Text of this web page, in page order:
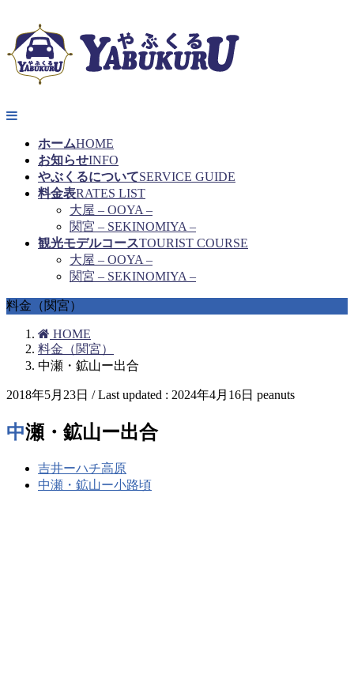
ホームHOME
お知らせINFO
やぶくるについてSERVICE GUIDE
料金表RATES LIST
大屋 – OOYA –
関宮 – SEKINOMIYA –
観光モデルコースTOURIST COURSE
大屋 – OOYA –
関宮 – SEKINOMIYA –
料金（関宮）
HOME
料金（関宮）
中瀬・鉱山ー出合
2018年5月23日 / Last updated : 2024年4月16日 peanuts
中瀬・鉱山ー出合
吉井ーハチ高原
中瀬・鉱山ー小路頃